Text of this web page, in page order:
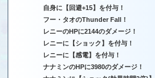
自身に【回避+15】を付与！
フー・タオのThunder Fall！
レニーのHPに2144のダメージ！
レニーに【ショック】を付与！
レニーに【感電】を付与！
ナナミンのHPに3980のダメージ！